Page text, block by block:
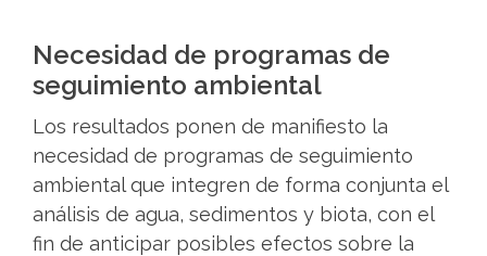
Necesidad de programas de
seguimiento ambiental
Los resultados ponen de manifiesto la
necesidad de programas de seguimiento
ambientalque integren de forma conjunta el
análisis de agua, sedimentos y biota, con el
fin de anticipar posibles efectos sobre la